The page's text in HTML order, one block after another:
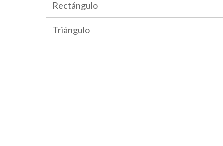
Rectángulo
Triángulo